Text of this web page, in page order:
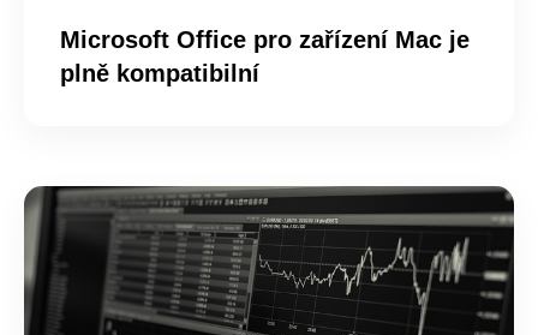
Microsoft Office pro zařízení Mac je
plně kompatibilní